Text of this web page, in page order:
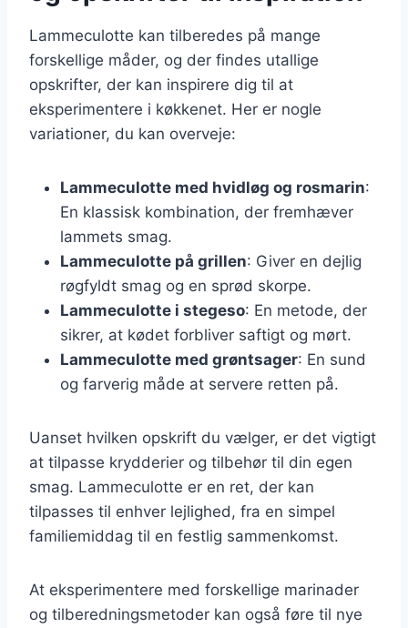
Lammeculotte kan tilberedes på mange
forskellige måder, og der findes utallige
opskrifter, der kan inspirere dig til at
eksperimentere i køkkenet. Her er nogle
variationer, du kan overveje:
Lammeculotte med hvidløg og rosmarin:
En klassisk kombination, der fremhæver
lammets smag.
Lammeculotte på grillen: Giver en dejlig
røgfyldt smag og en sprød skorpe.
Lammeculotte i stegeso: En metode, der
sikrer, at kødet forbliver saftigt og mørt.
Lammeculotte med grøntsager: En sund
og farverig måde at servere retten på.
Uanset hvilken opskrift du vælger, er det vigtigt
at tilpasse krydderier og tilbehør til din egen
smag. Lammeculotte er en ret, der kan
tilpasses til enhver lejlighed, fra en simpel
familiemiddag til en festlig sammenkomst.
At eksperimentere med forskellige marinader
og tilberedningsmetoder kan også føre til nye